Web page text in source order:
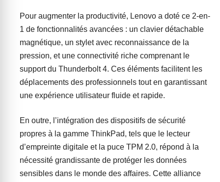
Pour augmenter la productivité, Lenovo a doté ce 2-en-
1 de fonctionnalités avancées : un clavier détachable
magnétique, un stylet avec reconnaissance de la
pression, et une connectivité riche comprenant le
support du Thunderbolt 4. Ces éléments facilitent les
déplacements des professionnels tout en garantissant
une expérience utilisateur fluide et rapide.
En outre, l’intégration des dispositifs de sécurité
propres à la gamme ThinkPad, tels que le lecteur
d’empreinte digitale et la puce TPM 2.0, répond à la
nécessité grandissante de protéger les données
sensibles dans le monde des affaires. Cette alliance